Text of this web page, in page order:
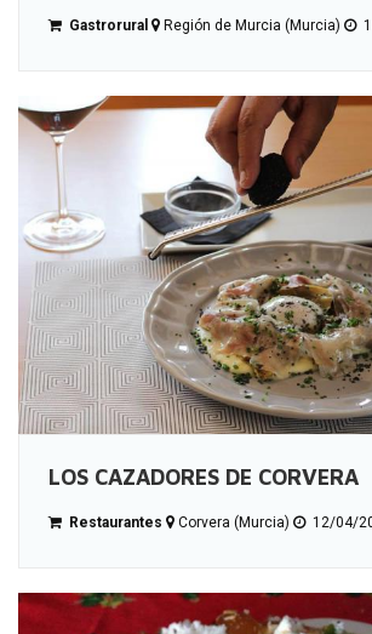
Gastrorural Región de Murcia (Murcia)
LOS CAZADORES DE CORVERA
Restaurantes Corvera (Murcia) 12/04/